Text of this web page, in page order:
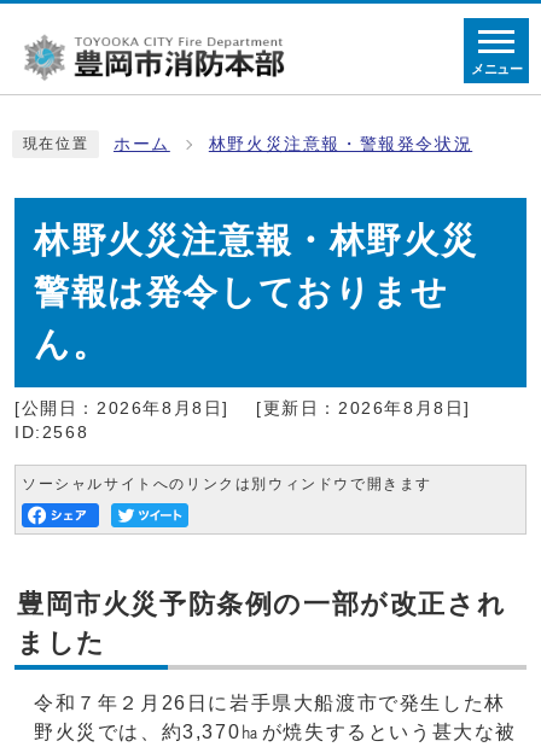
メニュー
現在位置 ホーム 林野火災注意報・警報発令状況
林野火災注意報・林野火災
警報は発令しておりませ
ん。
[公開日：2026年8月8日]
[更新日：2026年8月8日]
ID:2568
ソーシャルサイトへのリンクは別ウィンドウで開きます
豊岡市火災予防条例の一部が改正され
ました
令和７年２月26日に岩手県大船渡市で発生した林
野火災では、約3,370㏊が焼失するという甚大な被